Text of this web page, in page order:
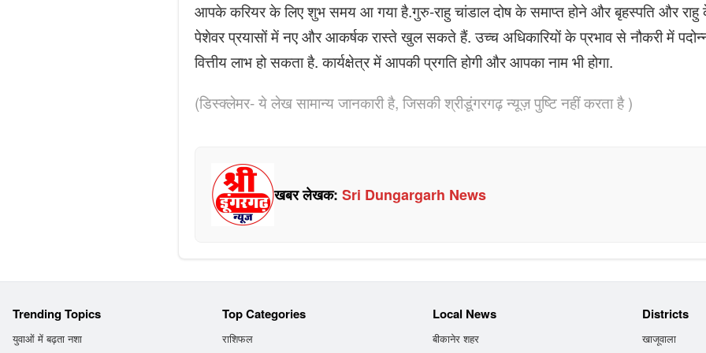
आपके करियर के लिए शुभ समय आ गया है.गुरु-राहु चांडाल दोष के समाप्त होने और बृहस्पति और
पेशेवर प्रयासों में नए और आकर्षक रास्ते खुल सकते हैं. उच्च अधिकारियों के प्रभाव से नौकरी में
वित्तीय लाभ हो सकता है. कार्यक्षेत्र में आपकी प्रगति होगी और आपका नाम भी होगा.
(डिस्क्लेमर- ये लेख सामान्य जानकारी है, जिसकी श्रीडूंगरगढ़ न्यूज़ पुष्टि नहीं करता है )
खबर लेखक: Sri Dungargarh News
Trending Topics
युवाओं में बढ़ता नशा
Top Categories
राशिफल
Local News
बीकानेर शहर
Districts
खाजूवाला